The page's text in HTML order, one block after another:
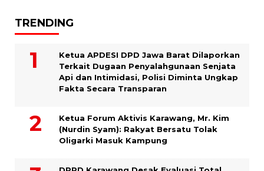
TRENDING
Ketua APDESI DPD Jawa Barat Dilaporkan
Terkait Dugaan Penyalahgunaan Senjata
Api dan Intimidasi, Polisi Diminta Ungkap
Fakta Secara Transparan
Ketua Forum Aktivis Karawang, Mr. Kim
(Nurdin Syam): Rakyat Bersatu Tolak
Oligarki Masuk Kampung